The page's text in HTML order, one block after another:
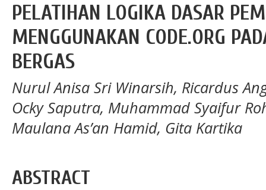
PELATIHAN LOGIKA DASAR
MENGGUNAKAN CODE.ORG
BERGAS
Nurul Anisa Sri Winarsih, Ricardus
Ocky Saputra, Muhammad Syaifur
Maulana As’an Hamid, Gita Kartika
ABSTRACT